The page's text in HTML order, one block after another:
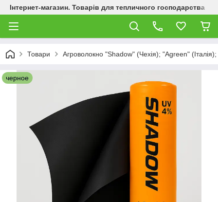
Інтернет-магазин. Товарів для тепличного господарства
Товари Агроволокно "Shadow" (Чехія); "Agreen"
черное